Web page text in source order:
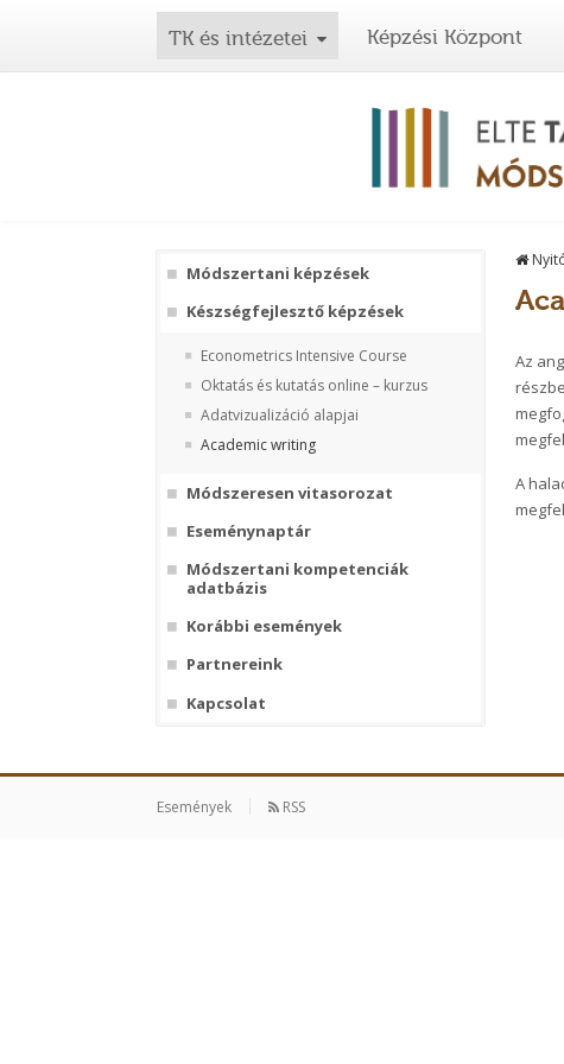
TK és intézetei Képzési Központ
Módszertani képzések
Készségfejlesztő képzések
Econometrics Intensive Course
Oktatás és kutatás online – kurzus
Adatvizualizáció alapjai
Academic writing
Módszeresen vitasorozat
Eseménynaptár
Módszertani kompetenciák
adatbázis
Korábbi események
Partnereink
Kapcsolat
Az
A
Események RSS